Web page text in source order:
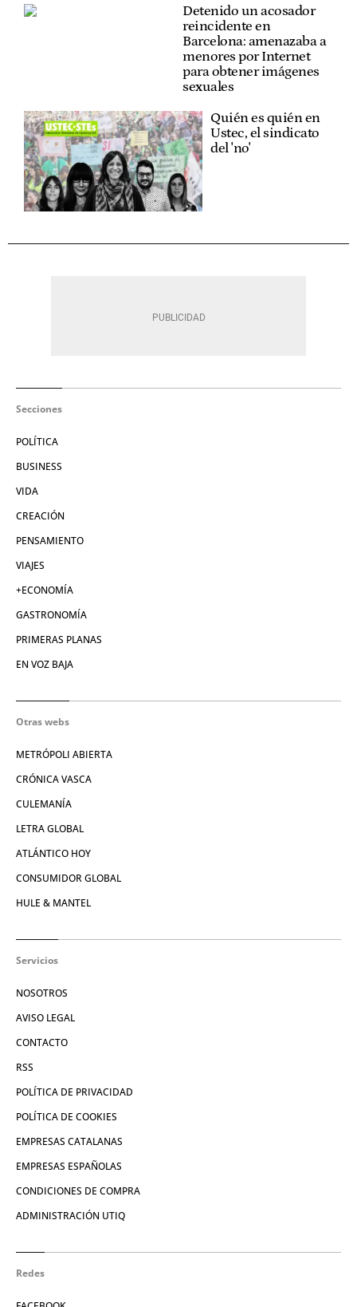
Detenido un acosador
reincidente en
Barcelona: amenazaba a
menores por Internet
para obtener imágenes
sexuales
Quién es quién en
Ustec, el sindicato
del 'no'
Secciones
POLÍTICA
BUSINESS
VIDA
CREACIÓN
PENSAMIENTO
VIAJES
+ECONOMÍA
GASTRONOMÍA
PRIMERAS PLANAS
EN VOZ BAJA
Otras webs
METRÓPOLI ABIERTA
CRÓNICA VASCA
CULEMANÍA
LETRA GLOBAL
ATLÁNTICO HOY
CONSUMIDOR GLOBAL
HULE & MANTEL
Servicios
NOSOTROS
AVISO LEGAL
CONTACTO
RSS
POLÍTICA DE PRIVACIDAD
POLÍTICA DE COOKIES
EMPRESAS CATALANAS
EMPRESAS ESPAÑOLAS
CONDICIONES DE COMPRA
ADMINISTRACIÓN UTIQ
Redes